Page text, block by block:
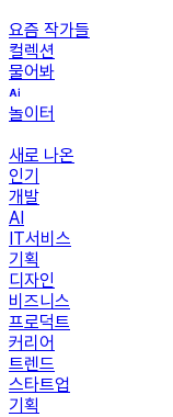
요즘 작가들
컬렉션
물어봐
놀이터
새로 나온
인기
개발
AI
IT서비스
기획
디자인
비즈니스
프로덕트
커리어
트렌드
스타트업
기획